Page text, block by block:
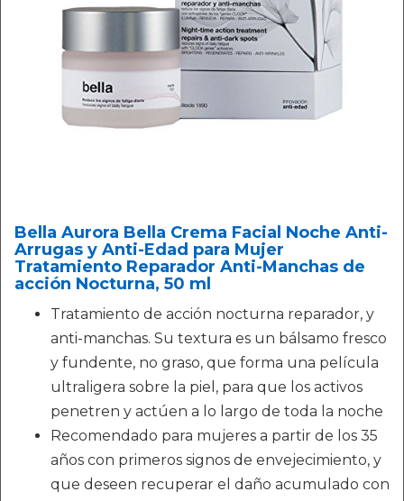
Bella Aurora Bella Crema Facial Noche Anti-
Arrugas y Anti-Edad para Mujer
Tratamiento Reparador Anti-Manchas de
acción Nocturna, 50 ml
Tratamiento de acción nocturna reparador, y
anti-manchas. Su textura es un bálsamo fresco
y fundente, no graso, que forma una película
ultraligera sobre la piel, para que los activos
penetren y actúen a lo largo de toda la noche
Recomendado para mujeres a partir de los 35
años con primeros signos de envejecimiento, y
que deseen recuperar el daño acumulado con